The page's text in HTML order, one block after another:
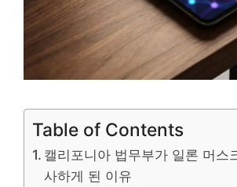
Table of Contents
캘리포니아 법무부가 일론 머스
사하게 된 이유